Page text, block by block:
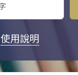
使用說明